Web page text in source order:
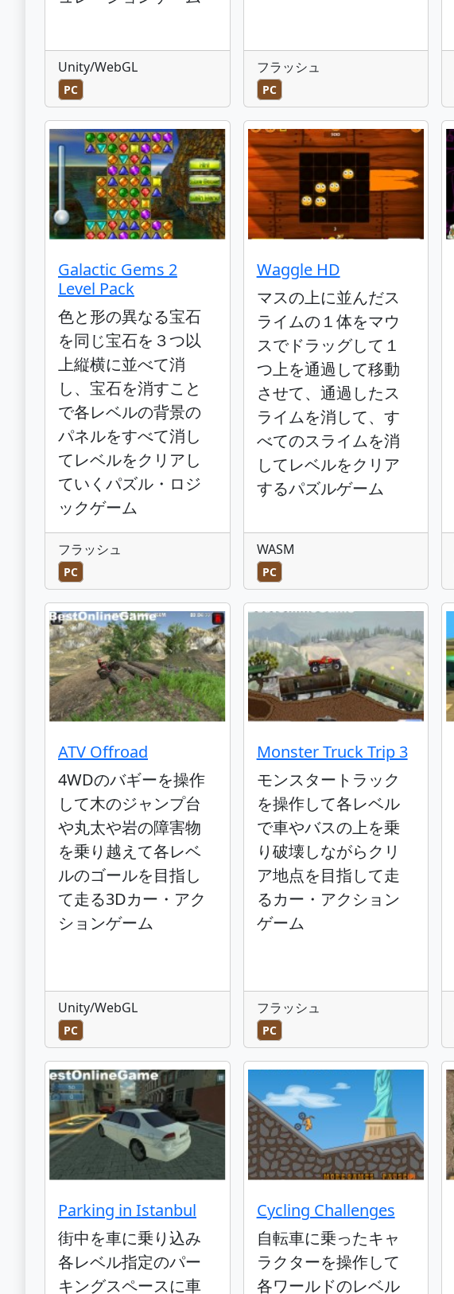
Unity/WebGL
PC
フラッシュ
PC
Galactic Gems 2
Level Pack
色と形の異なる宝石
を同じ宝石を３つ以
上縦横に並べて消
し、宝石を消すこと
で各レベルの背景の
パネルをすべて消し
てレベルをクリアし
ていくパズル・ロジ
ックゲーム
フラッシュ
PC
Waggle HD
マスの上に並んだス
ライムの１体をマウ
スでドラッグして１
つ上を通過して移動
させて、通過したス
ライムを消して、す
べてのスライムを消
してレベルをクリア
するパズルゲーム
WASM
PC
ATV Offroad
4WDのバギーを操作
して木のジャンプ台
や丸太や岩の障害物
を乗り越えて各レベ
ルのゴールを目指し
て走る3Dカー・アク
ションゲーム
Unity/WebGL
PC
Monster Truck Trip 3
モンスタートラック
を操作して各レベル
で車やバスの上を乗
り破壊しながらクリ
ア地点を目指して走
るカー・アクション
ゲーム
フラッシュ
PC
Parking in Istanbul
街中を車に乗り込み
各レベル指定のパー
キングスペースに車
Cycling Challenges
自転車に乗ったキャ
ラクターを操作して
各ワールドのレベル